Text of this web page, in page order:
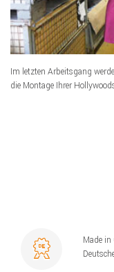
Im letzten Arbeitsgang
die Montage Ihrer
Made in